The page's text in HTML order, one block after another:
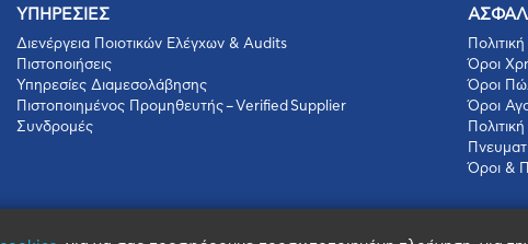
ΥΠΗΡΕΣΙΕΣ
Διενέργεια Ποιοτικών Ελέγχων & Audits
Πιστοποιήσεις
Υπηρεσίες Διαμεσολάβησης
Πιστοποιημένος Προμηθευτής – Verified Supplier
Συνδρομές
Όροι
Όροι
Όροι
Όροι &